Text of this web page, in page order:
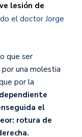
lesión de
el doctor Jorge
que ser
una molestia
por la
el
rotura de